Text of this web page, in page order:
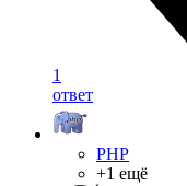
1
ответ
PHP
+1 ещё